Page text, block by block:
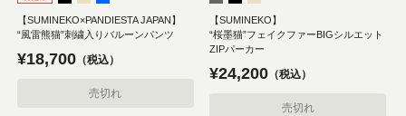
【SUMINEKO×PANDIESTA JAPAN】
“風雷熊猫”刺繍入りバルーンパンツ
¥18,700 税込
売切れ
【SUMINEKO】
“桜墨猫”フェイクファーBIGシルエット
ZIPパーカー
¥24,200 税込
売切れ